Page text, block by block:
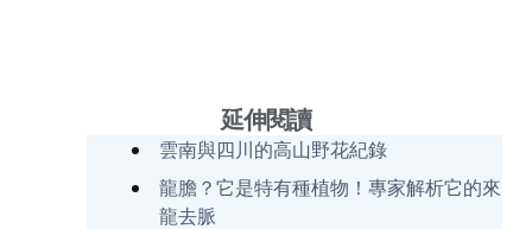
延伸閱讀
雲南與四川的高山野花紀錄
龍膽？它是特有種植物！專家解析它的來
龍去脈